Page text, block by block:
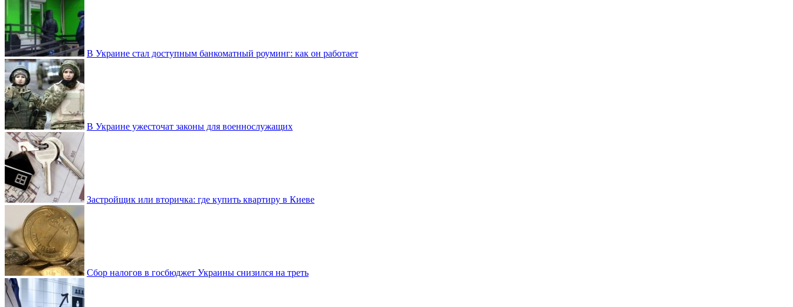
В Украине стал доступным банкоматный роуминг: как он работает
В Украине ужесточат законы для военнослужащих
Застройщик или вторичка: где купить квартиру в Киеве
Сбор налогов в госбюджет Украины снизился на треть